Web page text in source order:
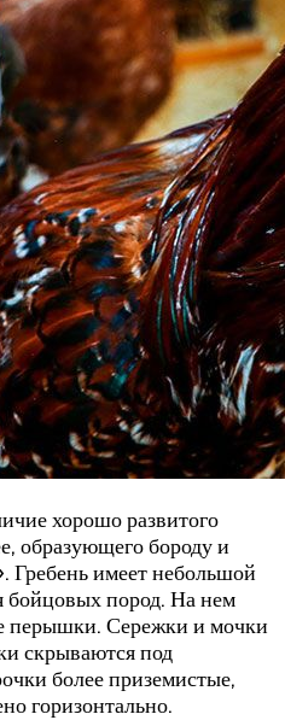
хорошо развитого
образующего бороду и
Гребень имеет небольшой
бойцовых пород. На нем
перышки. Сережки и мочки
скрываются под
более приземистые,
горизонтально.